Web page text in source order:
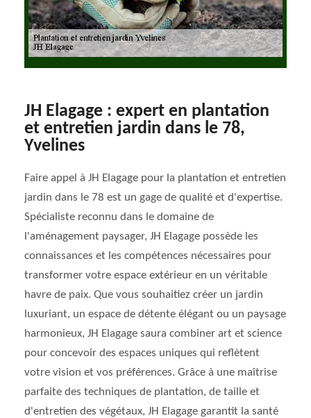
JH Elagage : expert en plantation
et entretien jardin dans le 78,
Yvelines
Faire appel à JH Elagage pour la plantation et entretien
jardin dans le 78 est un gage de qualité et d'expertise.
Spécialiste reconnu dans le domaine de
l'aménagement paysager, JH Elagage possède les
connaissances et les compétences nécessaires pour
transformer votre espace extérieur en un véritable
havre de paix. Que vous souhaitiez créer un jardin
luxuriant, un espace de détente élégant ou un paysage
harmonieux, JH Elagage saura combiner art et science
pour concevoir des espaces uniques qui reflètent
votre vision et vos préférences. Grâce à une maîtrise
parfaite des techniques de plantation, de taille et
d'entretien des végétaux, JH Elagage garantit la santé